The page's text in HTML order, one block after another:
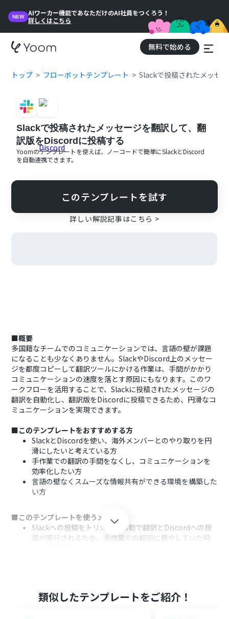
NEW
AIワーカー機能であなただけのAI社員をつくろう！
詳しくはこちら
無料で始める
トップ フローボットテンプレート Slackで投稿されたメッセ
Slackで投稿されたメッセージを翻訳して、翻
訳版をDiscordに投稿する
Yoomのテンプレートを使えば、ノーコードで簡単にSlackとDiscord
を自動連携できます。
このテンプレートを試す
詳しい解説記事はこちら >
■概要
多国籍なチームでのコミュニケーションでは、言語の壁が課題
になることも少なくありません。SlackやDiscord上のメッセー
ジを都度コピーして翻訳ツールにかける作業は、手間がかかり
コミュニケーションの速度を落とす原因にもなります。このワ
ークフローを活用することで、Slackに投稿されたメッセージの
翻訳を自動化し、翻訳版をDiscordに投稿できるため、円滑なコ
ミュニケーションを実現できます。
■このテンプレートをおすすめする方
SlackとDiscordを使い、海外メンバーとのやり取りを円
滑にしたいと考えている方
手作業での翻訳の手間をなくし、コミュニケーションを
効率化したい方
言語の壁なくスムーズな情報共有ができる環境を構築した
い方
■このテンプレートを使うメリット
Slackへの投稿をトリガーに自動で翻訳とDiscordへの投
稿が実行されるため、手作業での翻訳に費やしていた時
■フローボットの流れ
類似したテンプレートをご紹介！